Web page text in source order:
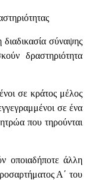
διαδικασία σύναψης
δραστηριότητα
σε κράτος μέλος
σε ένα
που τηρούνται
οποιαδήποτε άλλη
Α΄ του